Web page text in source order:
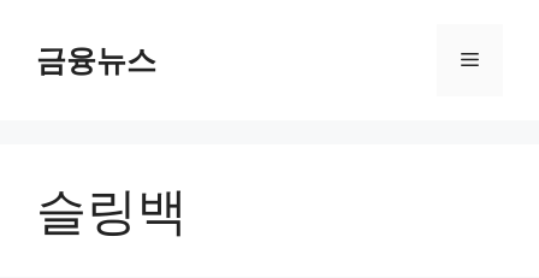
금융뉴스 메
슬링백